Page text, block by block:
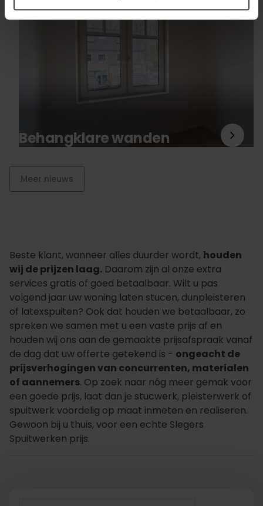
Blog
Behangklare wanden
Meer nieuws
Beste klant, wanneer alles duurder wordt, houden
wij de prijzen laag. Daarom zijn al onze extra
services gratis of goed betaalbaar. Wilt u pas
volgend jaar uw woning laten stucen, dunpleisteren
of latexspuiten? Ook dat houden we betaalbaar, zo
spreken we samen met u een vaste prijs af en
houden wij ons aan de gemaakte prijsafspraak vanaf
de dag dat uw offerte getekend is - ongeacht de
prijsverhogingen van concurrenten, materialen
of aannemers. Op zoek naar nóg meer gemak voor
een goede prijs, laat dan je stucwerk, pleisterwerk of
spuitwerk voordelig op maat inmeten en realiseren.
Gewoon bij u thuis, voor een echte Slegers
Spuitwerken prijs.